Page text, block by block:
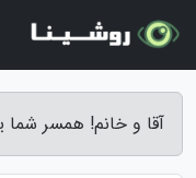
آقا و خانم! همسر